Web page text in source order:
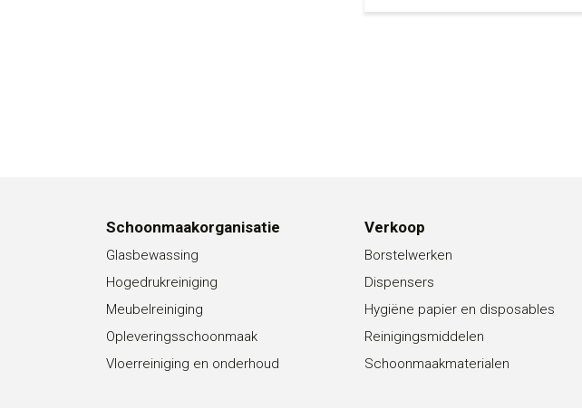
Schoonmaakorganisatie
Glasbewassing
Hogedrukreiniging
Meubelreiniging
Opleveringsschoonmaak
Vloerreiniging en onderhoud
Verkoop
Borstelwerken
Dispensers
Hygiëne papier en disposables
Reinigingsmiddelen
Schoonmaakmaterialen